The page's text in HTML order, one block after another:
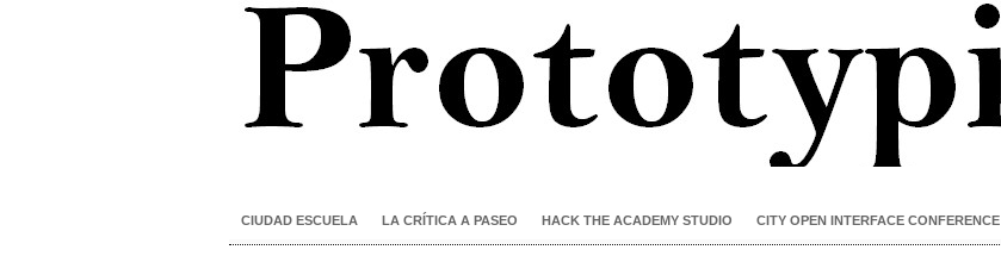
CIUDAD ESCUELA LA CRÍTICA A PASEO HACK THE ACADEMY STUDIO CITY OPEN INTERFACE CONFERENCE